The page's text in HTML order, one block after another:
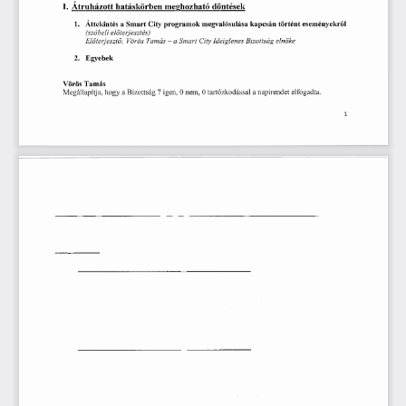
r
I.    Átruházott
  hatáskörben
  meghozható
  döntések
1.     Áttekintés
  a Smart
  City
  programok
  megvalósulása
  kapcsán
  történt
  eseményekről
(szóbeli
     előterjesztés)
Előterjesztő:
    Vörös
  Tamás
  -  a
Smart
  City
  Ideiglenes
   Bizottság
    elnöke
2.      Egyebek
Vörös
  Tamás
Megállapítja, hogy
  a Bizottság
  7 igen,
  0 nem,
  0 tartózkodással
  a napirendet
  elfogadta.
1